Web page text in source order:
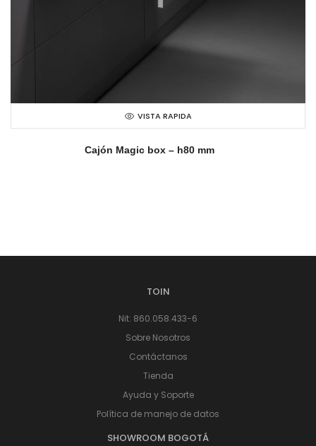
VISTA RAPIDA
Cajón Magic box – h80 mm
TOIN
Nit: 860.058.433-6
Sobre Nosotros
Contáctanos
Tienda
Ayuda y Soporte
Política de manejo de datos
SHOWROOM BOGOTÁ